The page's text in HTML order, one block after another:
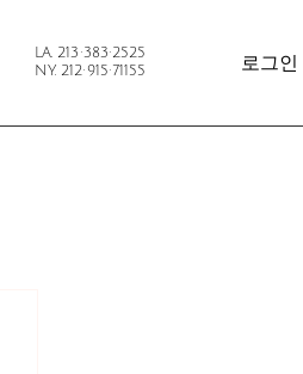
로그인
LA. 213·383·2525
NY. 212·915·71155